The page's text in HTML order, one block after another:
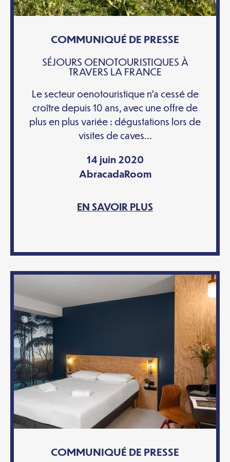
COMMUNIQUÉ DE PRESSE
SÉJOURS OENOTOURISTIQUES À
TRAVERS LA FRANCE
Le secteur oenotouristique n’a cessé de
croître depuis 10 ans, avec une offre de
plus en plus variée : dégustations lors de
visites de caves...
14 juin 2020
AbracadaRoom
EN SAVOIR PLUS
COMMUNIQUÉ DE PRESSE